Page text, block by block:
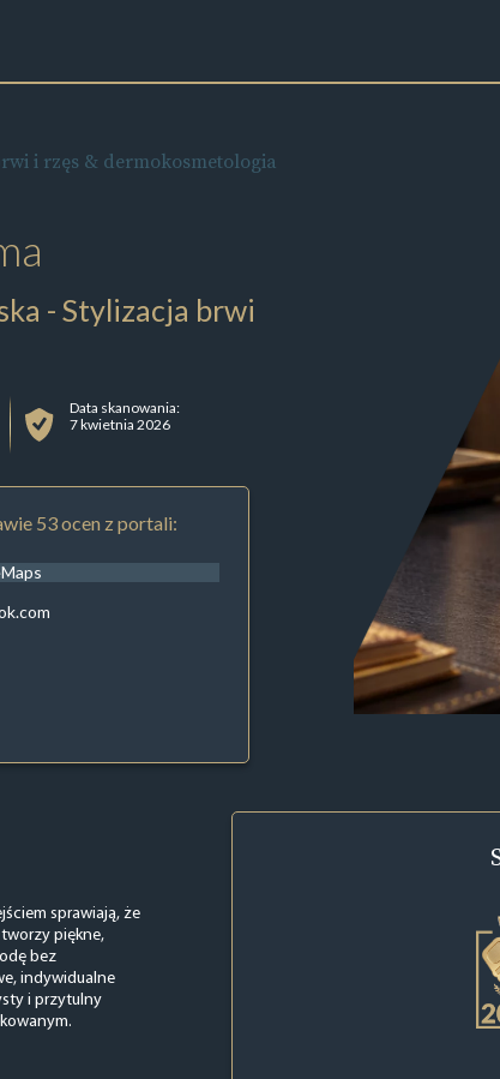
i rzęs & dermokosmetologia
- Stylizacja brwi
Data skanowania:
7 kwietnia 2026
53 ocen z portali:
sprawiają, że
piękne,
bez
indywidualne
i przytulny